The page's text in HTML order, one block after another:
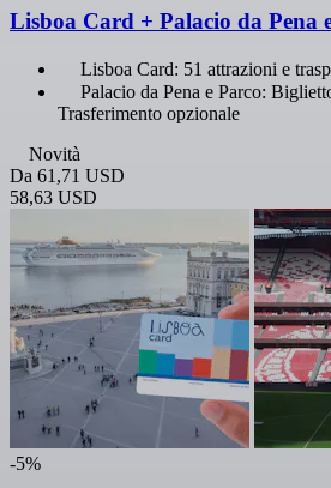
Lisboa Card + Palacio da Pena
Lisboa Card: 51 attrazioni e
Palacio da Pena e Parco:
Trasferimento opzionale
Novità
Da 61,71 USD
58,63 USD
-5%